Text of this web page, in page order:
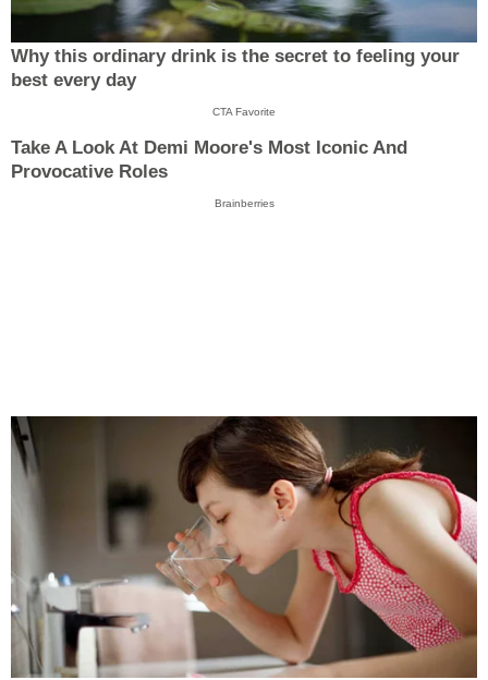
Why this ordinary drink is the secret to feeling your
best every day
CTA Favorite
Take A Look At Demi Moore's Most Iconic And
Provocative Roles
Brainberries